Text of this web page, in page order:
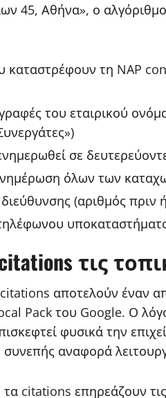
45, Αθήνα», ο
καταστρέφουν τη NAP
του εταιρικού
σε
όλων των
(αριθμός πριν
τις
αποτελούν έναν
Pack του Google. Ο
φυσικά την
συνεπής αναφορά
citations επηρεάζουν